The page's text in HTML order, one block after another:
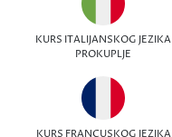
KURS ITALIJANSKOG JEZIKA
PROKUPLJE
KURS FRANCUSKOG JEZIKA